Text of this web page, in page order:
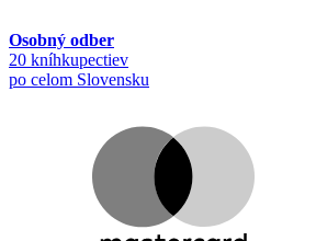
Osobný odber
20 kníhkupectiev
po celom Slovensku